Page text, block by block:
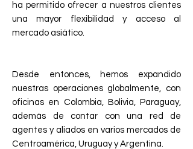
ha permitido ofrecer a nuestros clientes
una mayor flexibilidad y acceso al
mercado asiático.
Desde entonces, hemos expandido
nuestras operaciones globalmente, con
oficinas en Colombia, Bolivia, Paraguay,
además de contar con una red de
agentes y aliados en varios mercados de
Centroamérica, Uruguay y Argentina.